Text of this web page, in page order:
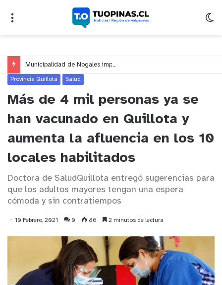
Provincia Quillota Salud
Más de 4 mil personas ya se
han vacunado en Quillota y
aumenta la afluencia en los 10
locales habilitados
Doctora de SaludQuillota entregó sugerencias para
que los adultos mayores tengan una espera
cómoda y sin contratiempos
10 Febrero, 2021 0 86 2 minutos de lectura